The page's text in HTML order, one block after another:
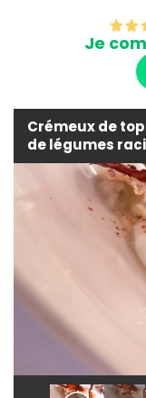
Je
Crémeux de
de légumes